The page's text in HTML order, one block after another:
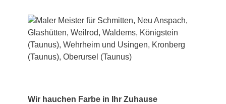
Wir hauchen Farbe in Ihr Zuhause